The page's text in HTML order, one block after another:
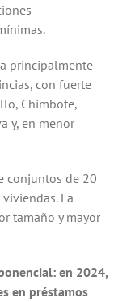
principalmente
con fuerte
Chimbote,
y, en menor
conjuntos de 20
La
tamaño y mayor
en 2024,
en préstamos